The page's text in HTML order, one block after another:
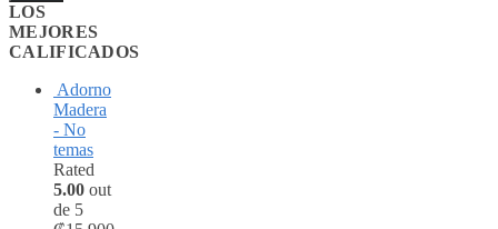
LOS
MEJORES
CALIFICADOS
Adorno
Madera
- No
temas
Rated
5.00 out
de 5